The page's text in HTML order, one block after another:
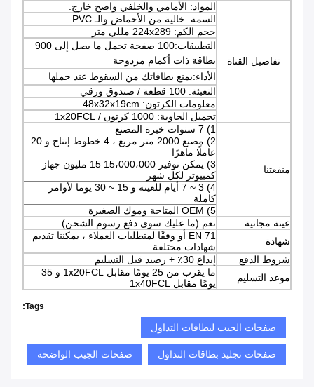
تفاصيل القناة
المواد: الأمامي والخلفي واضح خارج.
السمة: خالية من الأحماض والـ PVC
حجم الكم: 224x289 مللي متر
التطبيقات:
100 صفحة تحمل ما يصل إلى 900
بطاقة ذات أكمام مزدوجة
الأداء:يمنع بطاقاتك من السقوط عند حملها
التعبئة: 100 قطعة / صندوق ورقي
معلومات الكرتون: 48x32x19cm
تحميل الحاوية: 1000 كرتون / 1x20FCL
منفعتنا
1) 7 سنوات خبرة المصنع
2) مصنع 2000 متر مربع ، 4 خطوط إنتاج و 20
عاملًا ماهرًا
3) يمكن توفير 15،000،000 15 مليون جهاز
كمبيوتر لكل شهر
4) 3 ~ 7 أيام للعينة و 15 ~ 30 يوما لأوامر
كاملة
5) OEM المتاحة وموك الصغيرة
عينة مجانية
نعم (ما عليك سوى دفع رسوم الشحن)
شهادة
EN 71 أو وفقًا لمتطلبات العملاء ، يمكننا تقديم
شهادات مختلفة.
شروط الدفع
إيداع 30٪ + رصيد قبل التسليم
موعد التسليم
ما يقرب من 25 يومًا مقابل 1x20FCL و 35
يومًا مقابل 1x40FCL
Tags:
صفحات الجيب لبطاقات التداول
صفحات تجليد بطاقات التداول صفحات الجيب الواضحة